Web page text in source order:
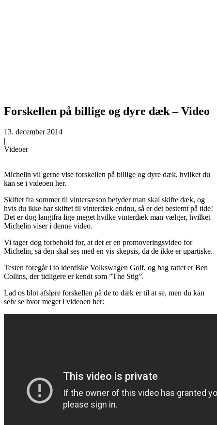
Forskellen på billige og dyre dæk – Video
13. december 2014
|
Videoer
Michelin vil gerne vise forskellen på billige og dyre dæk, hvilket du
kan se i videoen her.
Skiftet fra sommer til vintersæson betyder man skal skifte dæk, og
hvis du ikke har skiftet til vinterdæk endnu, så er det bestemt på tide!
Det er dog langtfra lige meget hvilke vinterdæk man vælger, hvilket
Michelin viser i denne video.
Vi tager dog forbehold for, at det er en promoveringsvideo for
Michelin, så den skal ses med en vis skepsis, da de ikke er upartiske.
Testen foregår i to identiske Volkswagen Golf, og bag rattet er Ben
Collins, der tidligere er kendt som ”The Stig”.
Lad os blot afsløre forskellen på de to dæk er til at se, men du kan
selv se hvor meget i videoen her: